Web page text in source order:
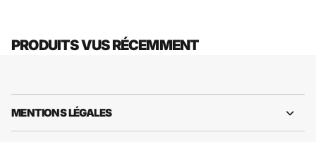
PRODUITS VUS RÉCEMMENT
MENTIONS LÉGALES